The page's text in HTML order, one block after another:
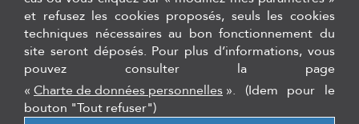
Logiciels de traçabilité de stérilisation, logiciel de gestion de stock
et formations Hygiène Asepsie
12 rue du 35ème régiment d'aviation - 69500, Bron
Tél. :+33 (0)4 27 11 85 26
secretariat@cqo-dentaire.fr
et refusez les cookies proposés, seuls les cookies
techniques nécessaires au bon fonctionnement du
site seront déposés. Pour plus d’informations, vous
pouvez consulter la page
« Charte de données personnelles ». (Idem pour le
bouton "Tout refuser")